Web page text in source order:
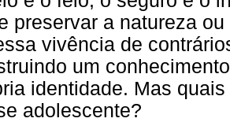
preservar a natureza
vivência de
um
identidade. Mas
adolescente?